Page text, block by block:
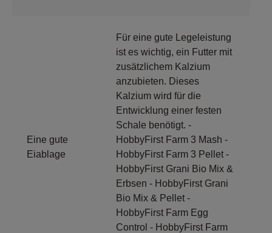
Eine gute
Eiablage
Für eine gute Legeleistung
ist es wichtig, ein Futter mit
zusätzlichem Kalzium
anzubieten. Dieses
Kalzium wird für die
Entwicklung einer festen
Schale benötigt. -
HobbyFirst Farm 3 Mash -
HobbyFirst Farm 3 Pellet -
HobbyFirst Grani Bio Mix &
Erbsen - HobbyFirst Grani
Bio Mix & Pellet -
HobbyFirst Farm Egg
Control - HobbyFirst Farm